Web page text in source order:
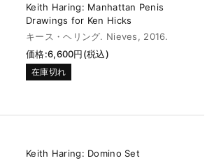
Keith Haring: Manhattan Penis
Drawings for Ken Hicks
キース・ヘリング. Nieves, 2016.
価格:6,600円(税込)
在庫切れ
Keith Haring: Domino Set